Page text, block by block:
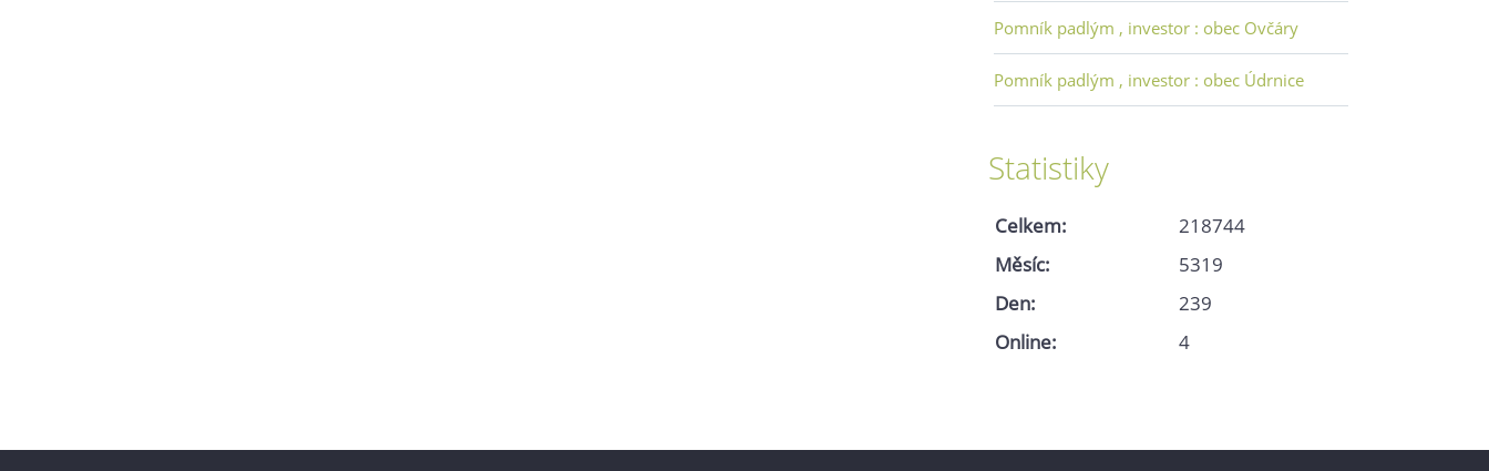
Pomník padlým , investor : obec Ovčáry
Pomník padlým , investor : obec Údrnice
Statistiky
Online: 4
Celkem:
218744
Měsíc:
5319
Den:
239